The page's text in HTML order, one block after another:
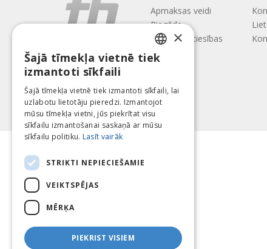
Apmaksas veidi
Piegāde
Atteikuma tiesības
LATVIAN
LITHUANIAN
ESTONIAN
×
Šajā tīmekļa vietnē tiek
izmantoti sīkfaili
Šajā tīmekļa vietnē tiek izmantoti sīkfaili, lai
uzlabotu lietotāju pieredzi. Izmantojot
mūsu tīmekļa vietni, jūs piekrītat visu
sīkfailu izmantošanai saskaņā ar mūsu
sīkfailu politiku. Lasīt vairāk
STRIKTI NEPIECIEŠAMIE
VEIKTSPĒJAS
MĒRĶA
PIEKRIST VISIEM